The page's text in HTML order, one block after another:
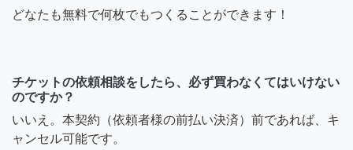
どなたも無料で何枚でもつくることができます！
チケットの依頼相談をしたら、必ず買わなくてはいけない
のですか？
いいえ。本契約（依頼者様の前払い決済）前であれば、キ
ャンセル可能です。